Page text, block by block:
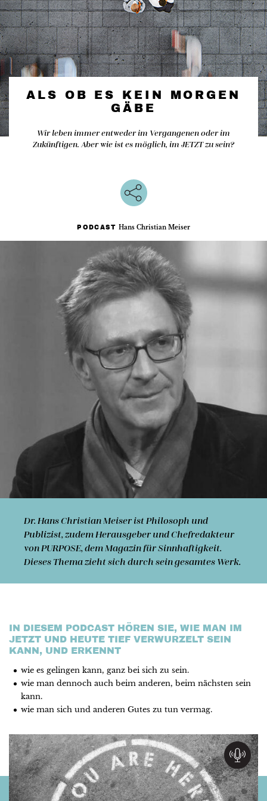
ALS OB ES KEIN MORGEN
GÄBE
Wir leben immer entweder im Vergangenen oder im
Zukünftigen. Aber wie ist es möglich, im JETZT zu sein?
PODCAST Hans Christian Meiser
Dr. Hans Christian Meiser ist Philosoph und
Publizist, zudem Herausgeber und Chefredakteur
von PURPOSE, dem Magazin für Sinnhaftigkeit.
Dieses Thema zieht sich durch sein gesamtes Werk.
IN DIESEM PODCAST HÖREN SIE, WIE MAN IM
JETZT UND HEUTE TIEF VERWURZELT SEIN
KANN, UND ERKENNT
wie es gelingen kann, ganz bei sich zu sein.
wie man dennoch auch beim anderen, beim nächsten sein
kann.
wie man sich und anderen Gutes zu tun vermag.